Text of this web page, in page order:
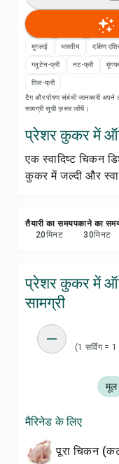
मुगलई भारतीय दक्षिण
ग्लूटेन-फ्री नट-फ्री
तिल-फ्री
टैग और पोषण संबंधी जानकारी अपने
सामग्री सूची ज़रूर जाँचें।
प्रेशर कुकर में
एक स्वादिष्ट चिकन
कुकर में जल्दी और
तैयारी का समय
20मिनट
पकाने का
30मिनट
प्रेशर कुकर में
सामग्री
(1 सर्विंग
मूल
मैरिनेड के लिए
पूरा चिकन